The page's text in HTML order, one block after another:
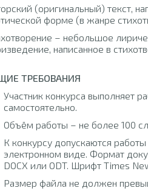
(оригинальный) текст,
форме (в жанре
– небольшое
написанное в
ТРЕБОВАНИЯ
Участник конкурса выполняет
самостоятельно.
Объём работы – не более 100
К конкурсу допускаются работы
электронном виде. Формат
DOCX или ODT. Шрифт Times
Размер файла не должен